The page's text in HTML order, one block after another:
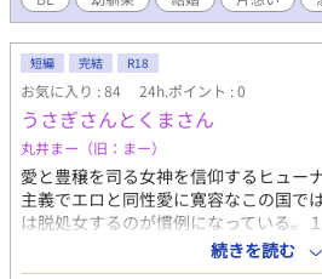
短編 完結 R18
お気に入り : 84 24h.ポイント : 0
うさぎさんとくまさん
丸井まー（旧：まー）
愛と豊穣を司る女神を信仰するヒュー
主義でエロと同性愛に寛容なこの国で
は脱処女するのが慣例になっている。
獣人のラヴィは、養父の友達からの紹
体験をすることになった。 ちょっと
続きを読む